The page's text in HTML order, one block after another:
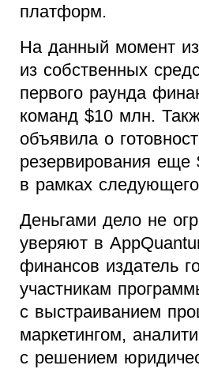
платформ.
На данный момент
из собственных
первого раунда
команд $10 млн.
объявила о
резервирования еще
в рамках
Деньгами дело не
уверяют в
финансов издатель
участникам
с выстраиванием
маркетингом,
с решением